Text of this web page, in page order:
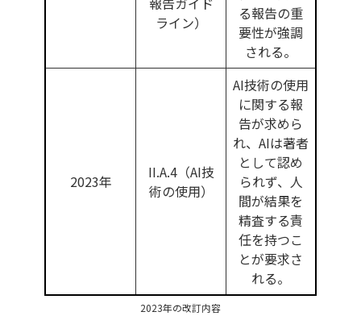
ライン）
る報告の重
要性が強調
される。
2023年
II.A.4（AI技
術の使用）
AI技術の使用
に関する報
告が求めら
れ、AIは著者
として認め
られず、人
間が結果を
精査する責
任を持つこ
とが要求さ
れる。
2023年の改訂内容